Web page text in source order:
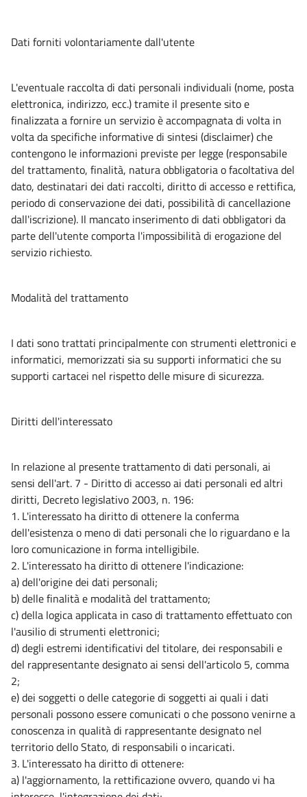
Dati forniti volontariamente dall'utente
L'eventuale raccolta di dati personali individuali (nome, posta
elettronica, indirizzo, ecc.) tramite il presente sito e
finalizzata a fornire un servizio è accompagnata di volta in
volta da specifiche informative di sintesi (disclaimer) che
contengono le informazioni previste per legge (responsabile
del trattamento, finalità, natura obbligatoria o facoltativa del
dato, destinatari dei dati raccolti, diritto di accesso e rettifica,
periodo di conservazione dei dati, possibilità di cancellazione
dall'iscrizione). Il mancato inserimento di dati obbligatori da
parte dell'utente comporta l'impossibilità di erogazione del
servizio richiesto.
Modalità del trattamento
I dati sono trattati principalmente con strumenti elettronici e
informatici, memorizzati sia su supporti informatici che su
supporti cartacei nel rispetto delle misure di sicurezza.
Diritti dell'interessato
In relazione al presente trattamento di dati personali, ai
sensi dell'art. 7 - Diritto di accesso ai dati personali ed altri
diritti, Decreto legislativo 2003, n. 196:
1. L'interessato ha diritto di ottenere la conferma
dell'esistenza o meno di dati personali che lo riguardano e la
loro comunicazione in forma intelligibile.
2. L'interessato ha diritto di ottenere l'indicazione:
a) dell'origine dei dati personali;
b) delle finalità e modalità del trattamento;
c) della logica applicata in caso di trattamento effettuato con
l'ausilio di strumenti elettronici;
d) degli estremi identificativi del titolare, dei responsabili e
del rappresentante designato ai sensi dell'articolo 5, comma
2;
e) dei soggetti o delle categorie di soggetti ai quali i dati
personali possono essere comunicati o che possono venirne a
conoscenza in qualità di rappresentante designato nel
territorio dello Stato, di responsabili o incaricati.
3. L'interessato ha diritto di ottenere:
a) l'aggiornamento, la rettificazione ovvero, quando vi ha